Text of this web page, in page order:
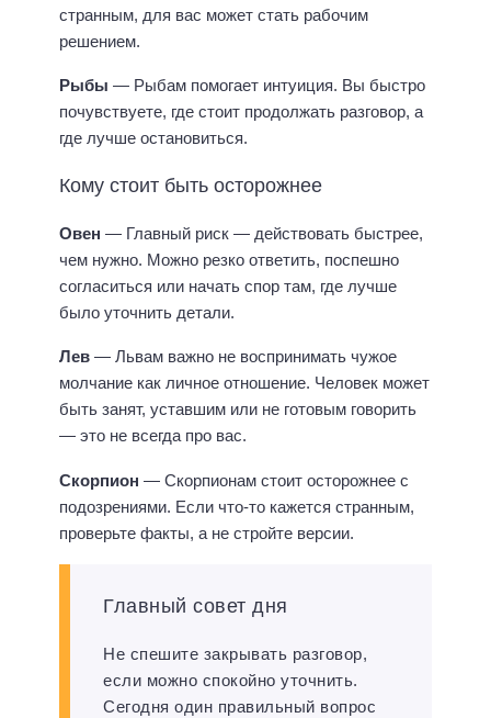
странным, для вас может стать рабочим
решением.
Рыбы — Рыбам помогает интуиция. Вы быстро
почувствуете, где стоит продолжать разговор, а
где лучше остановиться.
Кому стоит быть осторожнее
Овен — Главный риск — действовать быстрее,
чем нужно. Можно резко ответить, поспешно
согласиться или начать спор там, где лучше
было уточнить детали.
Лев — Львам важно не воспринимать чужое
молчание как личное отношение. Человек может
быть занят, уставшим или не готовым говорить
— это не всегда про вас.
Скорпион — Скорпионам стоит осторожнее с
подозрениями. Если что-то кажется странным,
проверьте факты, а не стройте версии.
Главный совет дня
Не спешите закрывать разговор,
если можно спокойно уточнить.
Сегодня один правильный вопрос